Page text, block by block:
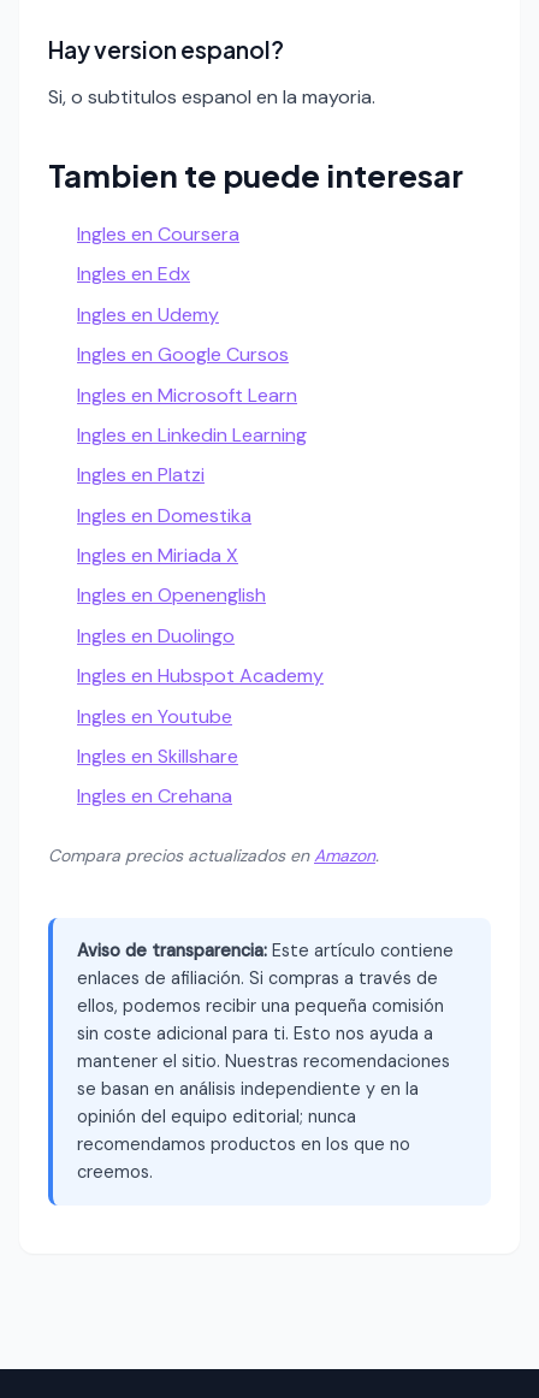
Hay version espanol?
Si, o subtitulos espanol en la mayoria.
Tambien te puede interesar
Ingles en Coursera
Ingles en Edx
Ingles en Udemy
Ingles en Google Cursos
Ingles en Microsoft Learn
Ingles en Linkedin Learning
Ingles en Platzi
Ingles en Domestika
Ingles en Miriada X
Ingles en Openenglish
Ingles en Duolingo
Ingles en Hubspot Academy
Ingles en Youtube
Ingles en Skillshare
Ingles en Crehana
Compara precios actualizados enAmazon.
Aviso de transparencia: Este artículo contiene
enlaces de afiliación. Si compras a través de
ellos, podemos recibir una pequeña comisión
sin coste adicional para ti. Esto nos ayuda a
mantener el sitio. Nuestras recomendaciones
se basan en análisis independiente y en la
opinión del equipo editorial; nunca
recomendamos productos en los que no
creemos.